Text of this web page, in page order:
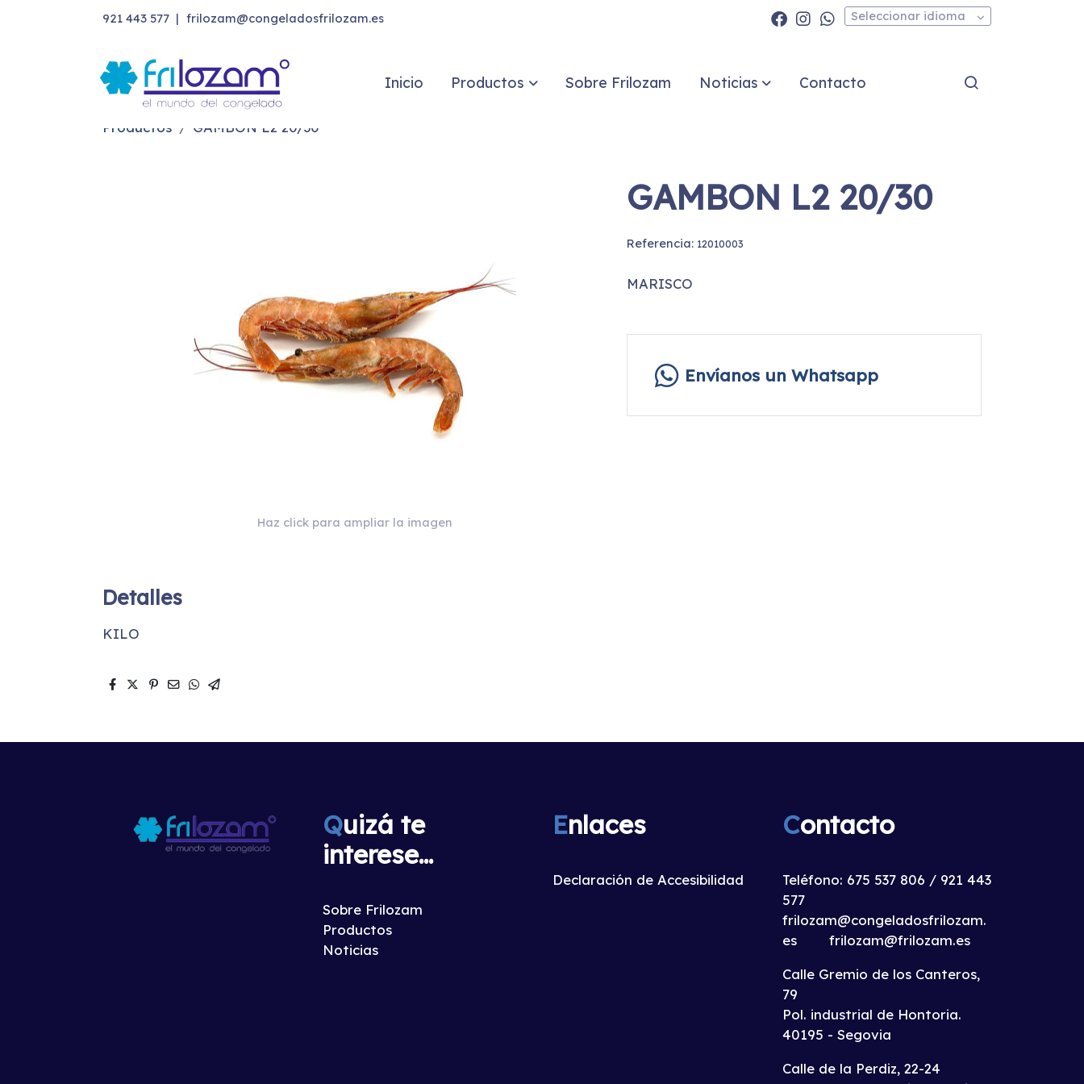
921 443 577 | frilozam@congeladosfrilozam.es Seleccionar idioma
Inicio Productos Sobre Frilozam Noticias Contacto
Productos GAMBON L2 20/30
Haz click para ampliar la imagen
Detalles
KILO
GAMBON L2 20/30
Referencia: 12010003
MARISCO
Envíanos un Whatsapp
Quizá te
interese...
Sobre Frilozam
Productos
Noticias
Enlaces
Declaración de Accesibilidad
Contacto
Teléfono: 675 537 806 / 921 443
577
frilozam@congeladosfrilozam.
esfrilozam@frilozam.es
Calle Gremio de los Canteros,
79
Pol. industrial de Hontoria.
40195 - Segovia
Calle de la Perdiz, 22-24